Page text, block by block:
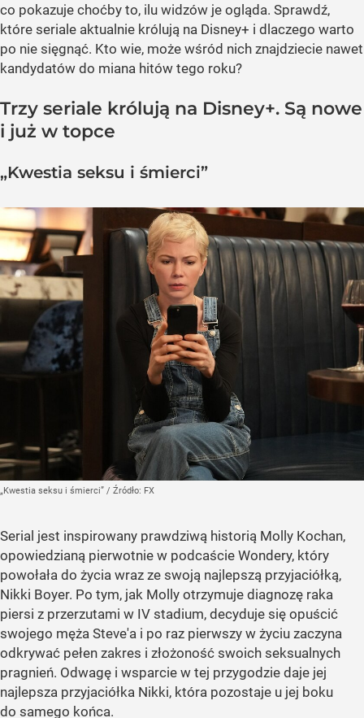
co pokazuje choćby to, ilu widzów je ogląda. Sprawdź,
które seriale aktualnie królują na Disney+ i dlaczego warto
po nie sięgnąć. Kto wie, może wśród nich znajdziecie nawet
kandydatów do miana hitów tego roku?
Trzy seriale królują na Disney+. Są nowe
i już w topce
„Kwestia seksu i śmierci”
„Kwestia seksu i śmierci” / Źródło: FX
Serial jest inspirowany prawdziwą historią Molly Kochan,
opowiedzianą pierwotnie w podcaście Wondery, który
powołała do życia wraz ze swoją najlepszą przyjaciółką,
Nikki Boyer. Po tym, jak Molly otrzymuje diagnozę raka
piersi z przerzutami w IV stadium, decyduje się opuścić
swojego męża Steve'a i po raz pierwszy w życiu zaczyna
odkrywać pełen zakres i złożoność swoich seksualnych
pragnień. Odwagę i wsparcie w tej przygodzie daje jej
najlepsza przyjaciółka Nikki, która pozostaje u jej boku
do samego końca.